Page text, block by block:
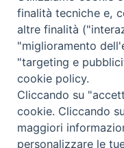
Abbonamento
Abbonamento
Abbonamento
finalità tecniche e,
altre finalità
"miglioramento
"targeting e
cookie policy.
Cliccando su
cookie. Cliccando
maggiori
personalizzare le